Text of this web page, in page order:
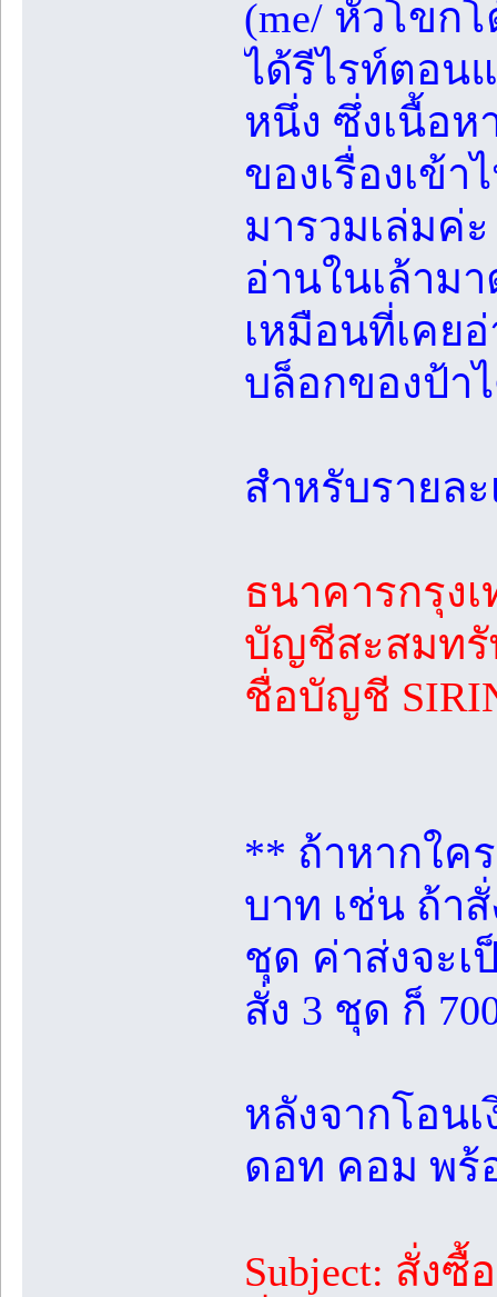
(me/ หัวโขก
ได้รีไรท์ตอน
หนึ่ง ซึ่งเนื้อห
ของเรื่องเข้
มารวมเล่มค่
อ่านในเล้าม
เหมือนที่เคย
บล็อกของป้า
สำหรับรายล
ธนาคารกรุง
บัญชีสะสมทรั
ชื่อบัญชี
** ถ้าหากใค
บาท เช่น ถ้า
ชุด ค่าส่งจะเ
สั่ง 3 ชุด ก็
หลังจากโอน
ดอท คอม พร้
Subject: สั่ง